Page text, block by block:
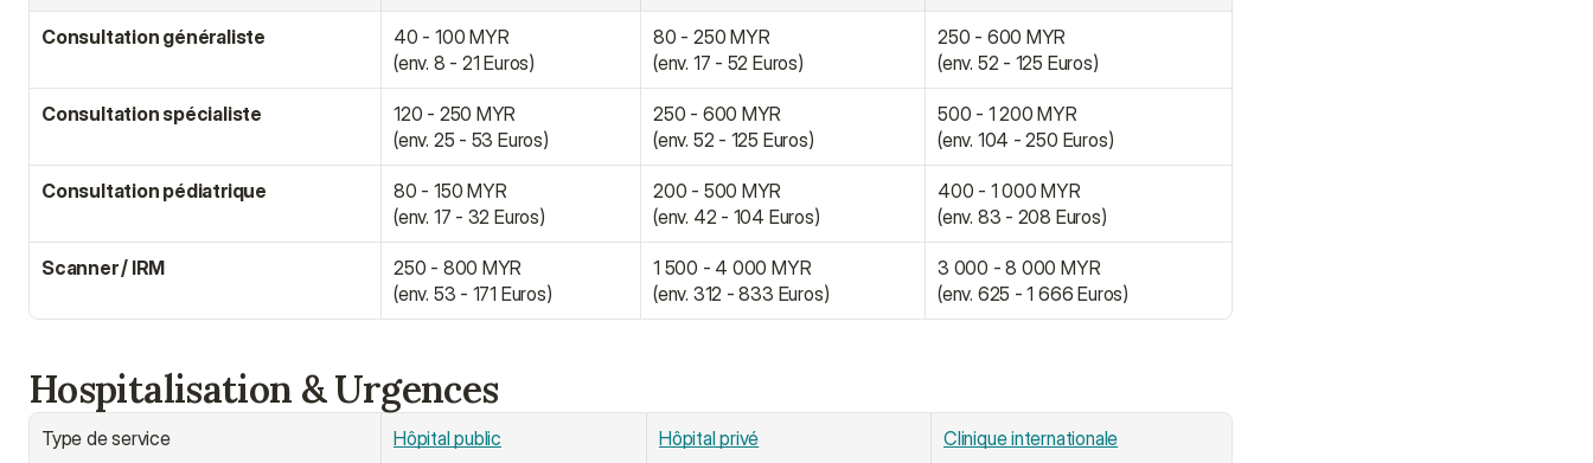
Consultation généraliste
40 - 100 MYR
(env. 8 - 21 Euros)
80 - 250 MYR
(env. 17 - 52 Euros)
250 - 600 MYR
(env. 52 - 125 Euros)
Consultation spécialiste
120 - 250 MYR
(env. 25 - 53 Euros)
250 - 600 MYR
(env. 52 - 125 Euros)
500 - 1 200 MYR
(env. 104 - 250 Euros)
Consultation pédiatrique
80 - 150 MYR
(env. 17 - 32 Euros)
200 - 500 MYR
(env. 42 - 104 Euros)
400 - 1 000 MYR
(env. 83 - 208 Euros)
Scanner / IRM
250 - 800 MYR
(env. 53 - 171 Euros)
1 500 - 4 000 MYR
(env. 312 - 833 Euros)
3 000 - 8 000 MYR
(env. 625 - 1 666 Euros)
Hospitalisation & Urgences
Type de service Hôpital public Hôpital privé Clinique internationale